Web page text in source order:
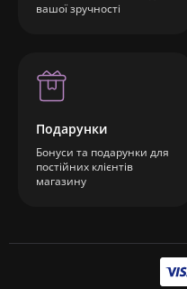
вашої зручності
Подарунки
Бонуси та подарунки для
постійних клієнтів
магазину